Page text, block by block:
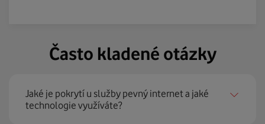
Často kladené otázky
Jaké je pokrytí u služby pevný internet a jaké
technologie využíváte?